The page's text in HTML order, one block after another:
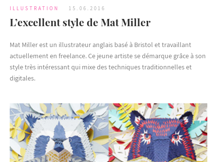
ILLUSTRATION 15.06.2016
L’excellent style de Mat Miller
Mat Miller est un illustrateur anglais basé à Bristol et travaillant
actuellement en freelance. Ce jeune artiste se démarque grâce à son
style très intéressant qui mixe des techniques traditionnelles et
digitales.